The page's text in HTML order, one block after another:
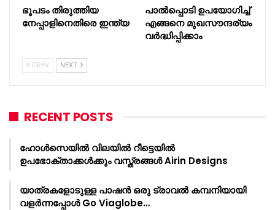
ഭൂപടം തിരുത്തിയ
നേപ്പാളിനെതിരെ ഇന്ത്യ
പാൽപ്പൊടി ഉപയോഗിച്ച്
എങ്ങനെ മുഖസൗന്ദര്യം
വർദ്ധിപ്പിക്കാം
PREV NEXT
RECENT POSTS
ഹോൾസെയിൽ വിലയിൽ റീട്ടെയിൽ
ഉപഭോക്താക്കൾക്കും വസ്ത്രങ്ങൾ Airin Designs
യാത്രകളോടുള്ള പാഷൻ ഒരു ട്രാവൽ കമ്പനിയായി
വളർന്നപ്പോൾ Go Viaglobe…